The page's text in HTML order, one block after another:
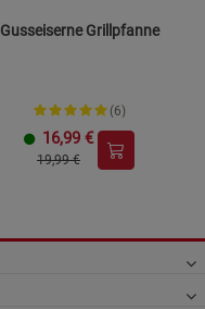
Gusseiserne Grillpfanne
(6)
16,99 €
19,99 €